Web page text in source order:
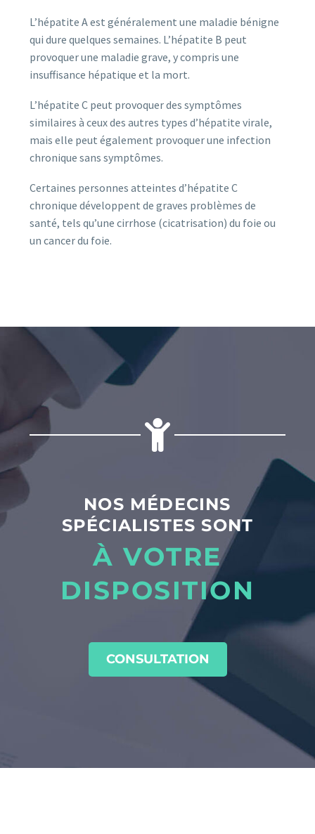
L’hépatite A est généralement une maladie bénigne
qui dure quelques semaines. L’hépatite B peut
provoquer une maladie grave, y compris une
insuffisance hépatique et la mort.
L’hépatite C peut provoquer des symptômes
similaires à ceux des autres types d’hépatite virale,
mais elle peut également provoquer une infection
chronique sans symptômes.
Certaines personnes atteintes d’hépatite C
chronique développent de graves problèmes de
santé, tels qu’une cirrhose (cicatrisation) du foie ou
un cancer du foie.
NOS MÉDECINS
SPÉCIALISTES SONT
À VOTRE
DISPOSITION
CONSULTATION